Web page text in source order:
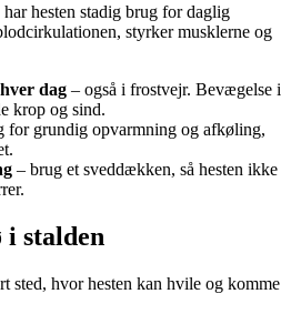
hesten stadig brug for daglig
styrker musklerne og
dag – også i frostvejr. Bevægelse i
krop og sind.
for grundig opvarmning og afkøling,
– brug et sveddækken, så hesten ikke
stalden
sted, hvor hesten kan hvile og komme